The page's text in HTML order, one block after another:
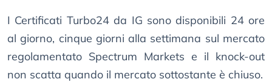
I Certificati Turbo24 da IG sono disponibili 24 ore
al giorno, cinque giorni alla settimana sul mercato
regolamentato Spectrum Markets e il knock-out
non scatta quando il mercato sottostante è chiuso.